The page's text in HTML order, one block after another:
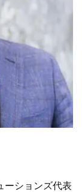
ーションズ代表